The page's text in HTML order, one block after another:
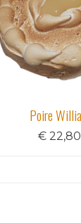
Poire
€ 22,80